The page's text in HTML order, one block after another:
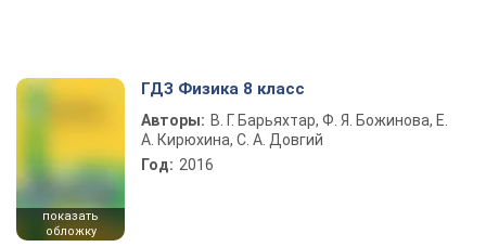
показать
обложку
ГДЗ Физика 8 класс
Авторы: В. Г. Барьяхтар, Ф. Я. Божинова, Е.
А. Кирюхина, С. А. Довгий
Год: 2016